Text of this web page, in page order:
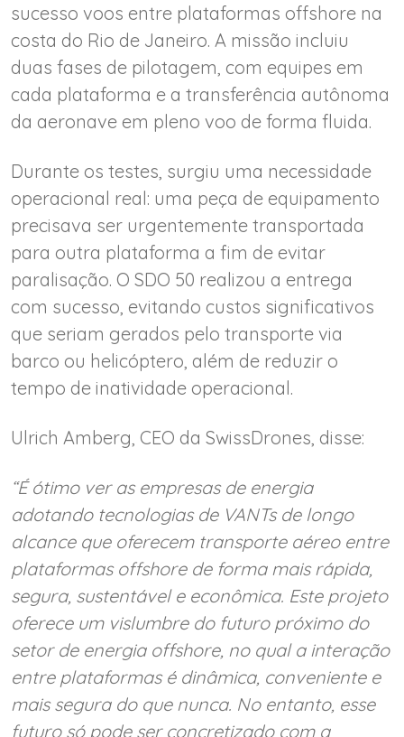
sucesso voos entre plataformas offshore na
costa do Rio de Janeiro. A missão incluiu
duas fases de pilotagem, com equipes em
cada plataforma e a transferência autônoma
da aeronave em pleno voo de forma fluida.
Durante os testes, surgiu uma necessidade
operacional real: uma peça de equipamento
precisava ser urgentemente transportada
para outra plataforma a fim de evitar
paralisação. O SDO 50 realizou a entrega
com sucesso, evitando custos significativos
que seriam gerados pelo transporte via
barco ou helicóptero, além de reduzir o
tempo de inatividade operacional.
Ulrich Amberg, CEO da SwissDrones, disse:
“É ótimo ver as empresas de energia
adotando tecnologias de VANTs de longo
alcance que oferecem transporte aéreo entre
plataformas offshore de forma mais rápida,
segura, sustentável e econômica. Este projeto
oferece um vislumbre do futuro próximo do
setor de energia offshore, no qual a interação
entre plataformas é dinâmica, conveniente e
mais segura do que nunca. No entanto, esse
futuro só pode ser concretizado com a